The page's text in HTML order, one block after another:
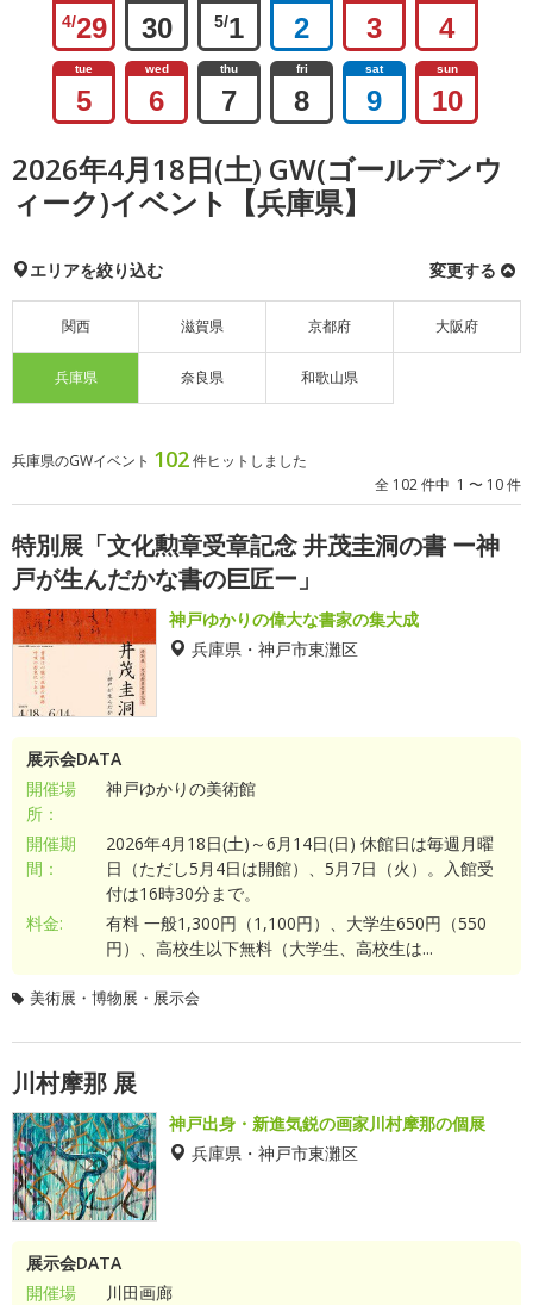
4/29 30 5/1 2 3 4
tue
5
wed
6
thu
7
fri
8
sat
9
sun
10
2026年4月18日(土) GW(ゴールデンウ
ィーク)イベント【兵庫県】
エリアを絞り込む 変更する
関西 滋賀県 京都府 大阪府
兵庫県 奈良県 和歌山県
兵庫県のGWイベント 102件ヒットしました
全 102 件中 1 〜 10 件
特別展「文化勲章受章記念 井茂圭洞の書 ー神
戸が生んだかな書の巨匠ー」
神戸ゆかりの偉大な書家の集大成
兵庫県・神戸市東灘区
展示会DATA
開催場
所：
神戸ゆかりの美術館
開催期
間：
2026年4月18日(土)～6月14日(日) 休館日は毎週月曜
日（ただし5月4日は開館）、5月7日（火）。入館受
付は16時30分まで。
料金:
有料 一般1,300円（1,100円）、大学生650円（550
円）、高校生以下無料（大学生、高校生は...
美術展・博物展・展示会
川村摩那 展
神戸出身・新進気鋭の画家川村摩那の個展
兵庫県・神戸市東灘区
展示会DATA
開催場
川田画廊